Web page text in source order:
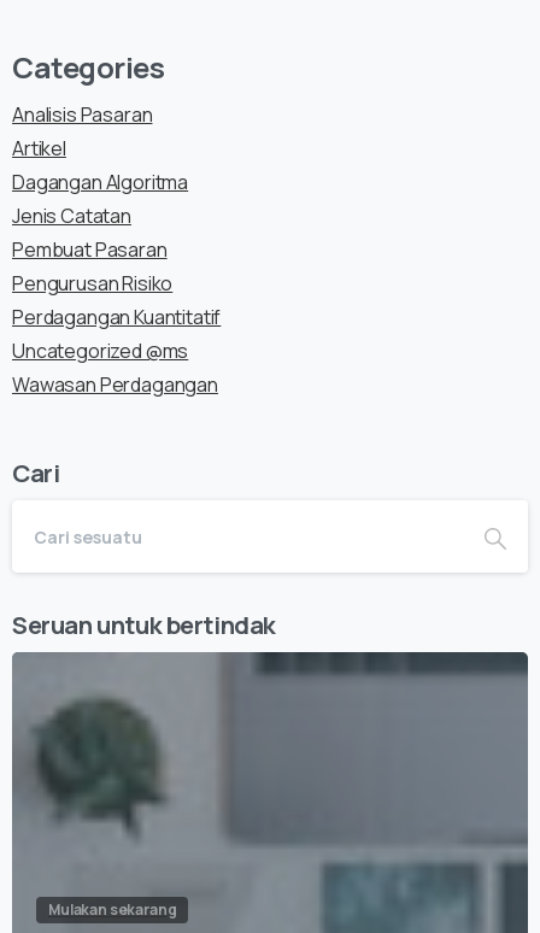
Categories
Analisis Pasaran
Artikel
Dagangan Algoritma
Jenis Catatan
Pembuat Pasaran
Pengurusan Risiko
Perdagangan Kuantitatif
Uncategorized @ms
Wawasan Perdagangan
Cari
Seruan untuk bertindak
Mulakan sekarang